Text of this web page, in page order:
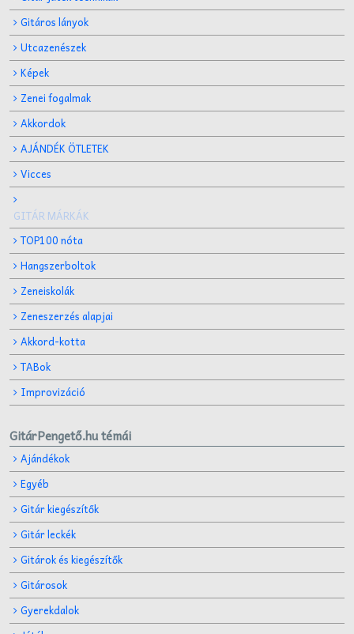
Gitáros lányok
Utcazenészek
Képek
Zenei fogalmak
Akkordok
AJÁNDÉK ÖTLETEK
Vicces
GITÁR MÁRKÁK
TOP100 nóta
Hangszerboltok
Zeneiskolák
Zeneszerzés alapjai
Akkord-kotta
TABok
Improvizáció
GitárPengető.hu témái
Ajándékok
Egyéb
Gitár kiegészítők
Gitár leckék
Gitárok és kiegészítők
Gitárosok
Gyerekdalok